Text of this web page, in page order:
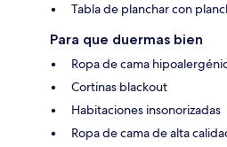
Tabla de planchar con
Para que duermas bien
Ropa de cama
Cortinas blackout
Habitaciones insonorizadas
Ropa de cama de alta